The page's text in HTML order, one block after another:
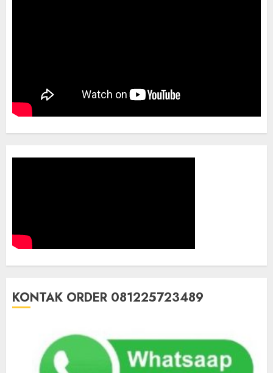
KONTAK ORDER 081225723489